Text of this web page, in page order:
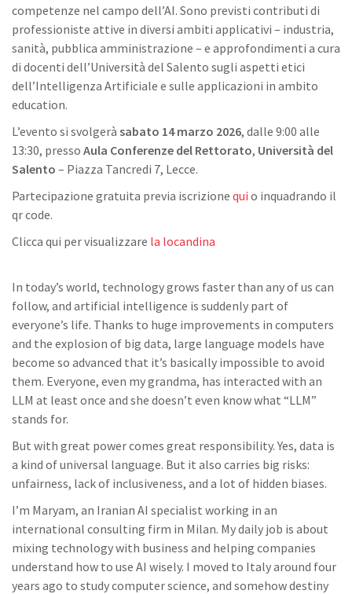
competenze nel campo dell’AI. Sono previsti contributi di
professioniste attive in diversi ambiti applicativi – industria,
sanità, pubblica amministrazione – e approfondimenti a cura
di docenti dell’Università del Salento sugli aspetti etici
dell’Intelligenza Artificiale e sulle applicazioni in ambito
education.
L’evento si svolgerà sabato 14 marzo 2026, dalle 9:00 alle
13:30, presso Aula Conferenze del Rettorato, Università del
Salento – Piazza Tancredi 7, Lecce.
Partecipazione gratuita previa iscrizione qui o inquadrando il
qr code.
Clicca qui per visualizzare la locandina
In today’s world, technology grows faster than any of us can
follow, and artificial intelligence is suddenly part of
everyone’s life. Thanks to huge improvements in computers
and the explosion of big data, large language models have
become so advanced that it’s basically impossible to avoid
them. Everyone, even my grandma, has interacted with an
LLM at least once and she doesn’t even know what “LLM”
stands for.
But with great power comes great responsibility. Yes, data is
a kind of universal language. But it also carries big risks:
unfairness, lack of inclusiveness, and a lot of hidden biases.
I’m Maryam, an Iranian AI specialist working in an
international consulting firm in Milan. My daily job is about
mixing technology with business and helping companies
understand how to use AI wisely. I moved to Italy around four
years ago to study computer science, and somehow destiny